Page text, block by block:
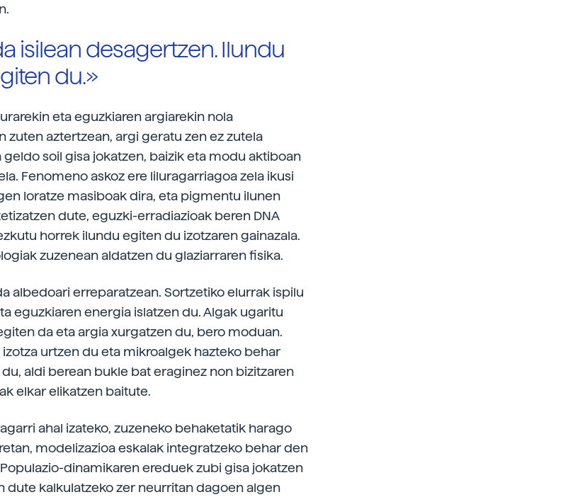
isilean desagertzen. Ilundu
du.»
eta eguzkiaren argiarekin nola
zuten aztertzean, argi geratu zen ez zutela
soil gisa jokatzen, baizik eta modu aktiboan
Fenomeno askoz ere liluragarriagoa zela ikusi
loratze masiboak dira, eta pigmentu ilunen
dute, eguzki-erradiazioak beren DNA
horrek ilundu egiten du izotzaren gainazala.
zuzenean aldatzen du glaziarraren fisika.
albedoari erreparatzean. Sortzetiko elurrak ispilu
eguzkiaren energia islatzen du. Algak ugaritu
da eta argia xurgatzen du, bero moduan.
urtzen du eta mikroalgek hazteko behar
aldi berean bukle bat eraginez non bizitzaren
elkar elikatzen baitute.
ahal izateko, zuzeneko behaketatik harago
modelizazioa eskalak integratzeko behar den
dinamikaren ereduek zubi gisa jokatzen
dute kalkulatzeko zer neurritan dagoen algen